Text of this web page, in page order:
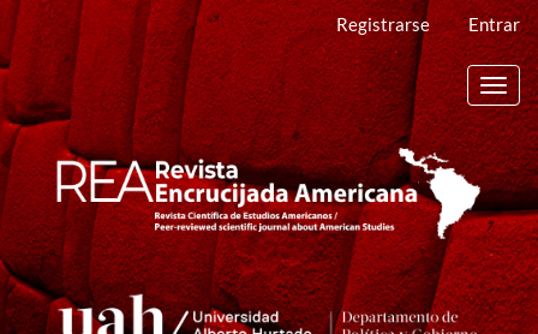
Navegación
principal
Contenido
principal
Barra
lateral
Registrarse Entrar